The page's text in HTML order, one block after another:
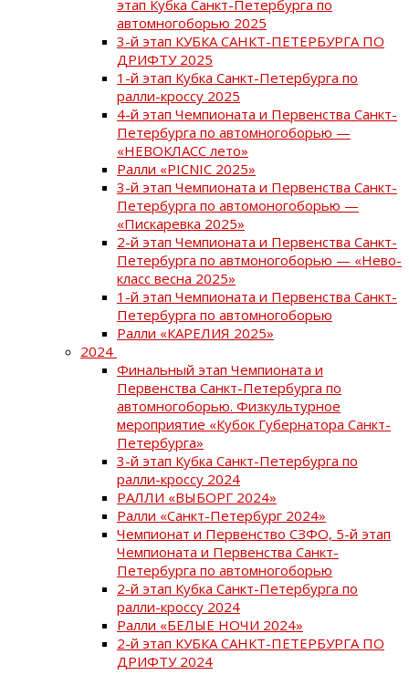
этап Кубка Санкт-Петербурга по
автомногоборью 2025
3-й этап КУБКА САНКТ-ПЕТЕРБУРГА ПО
ДРИФТУ 2025
1-й этап Кубка Санкт-Петербурга по
ралли-кроссу 2025
4-й этап Чемпионата и Первенства Санкт-
Петербурга по автомногоборью —
«НЕВОКЛАСС лето»
Ралли «PICNIC 2025»
3-й этап Чемпионата и Первенства Санкт-
Петербурга по автомоногоборью —
«Пискаревка 2025»
2-й этап Чемпионата и Первенства Санкт-
Петербурга по автмоногоборью — «Нево-
класс весна 2025»
1-й этап Чемпионата и Первенства Санкт-
Петербурга по автомногоборью
Ралли «КАРЕЛИЯ 2025»
2024
Финальный этап Чемпионата и
Первенства Санкт-Петербурга по
автомногоборью. Физкультурное
мероприятие «Кубок Губернатора Санкт-
Петербурга»
3-й этап Кубка Санкт-Петербурга по
ралли-кроссу 2024
РАЛЛИ «ВЫБОРГ 2024»
Ралли «Санкт-Петербург 2024»
Чемпионат и Первенство СЗФО, 5-й этап
Чемпионата и Первенства Санкт-
Петербурга по автомногоборью
2-й этап Кубка Санкт-Петербурга по
ралли-кроссу 2024
Ралли «БЕЛЫЕ НОЧИ 2024»
2-й этап КУБКА САНКТ-ПЕТЕРБУРГА ПО
ДРИФТУ 2024